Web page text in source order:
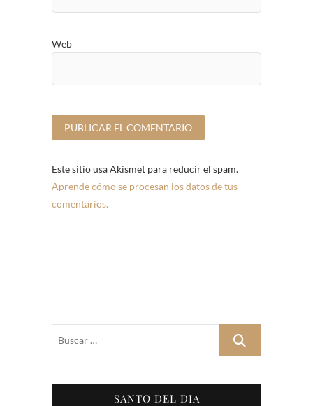
Web
Este sitio usa Akismet para reducir el spam.
Aprende cómo se procesan los datos de tus
comentarios.
Buscar
SANTO DEL DIA